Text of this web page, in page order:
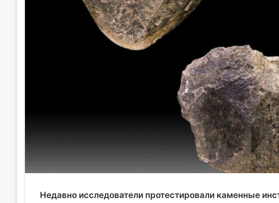
Недавно исследователи протестировали каменные